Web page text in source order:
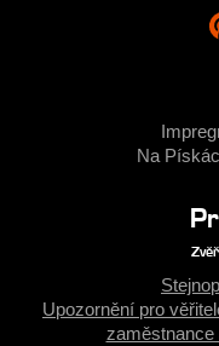
Na
Upozornění pro